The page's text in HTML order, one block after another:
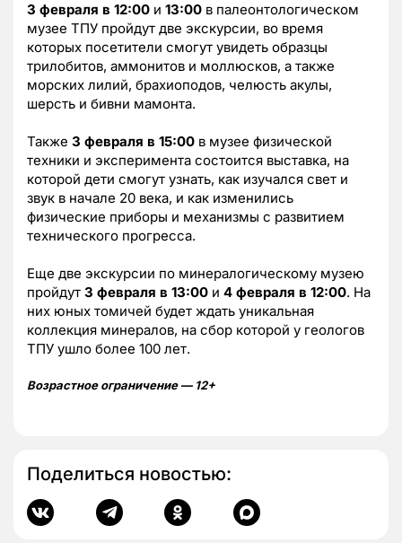
3 февраля в 12:00 и 13:00 в палеонтологическом
музее ТПУ пройдут две экскурсии, во время
которых посетители смогут увидеть образцы
трилобитов, аммонитов и моллюсков, а также
морских лилий, брахиоподов, челюсть акулы,
шерсть и бивни мамонта.
Также 3 февраля в 15:00 в музее физической
техники и эксперимента состоится выставка, на
которой дети смогут узнать, как изучался свет и
звук в начале 20 века, и как изменились
физические приборы и механизмы с развитием
технического прогресса.
Еще две экскурсии по минералогическому музею
пройдут 3 февраля в 13:00 и 4 февраля в 12:00. На
них юных томичей будет ждать уникальная
коллекция минералов, на сбор которой у геологов
ТПУ ушло более 100 лет.
Возрастное ограничение — 12+
Поделиться новостью: